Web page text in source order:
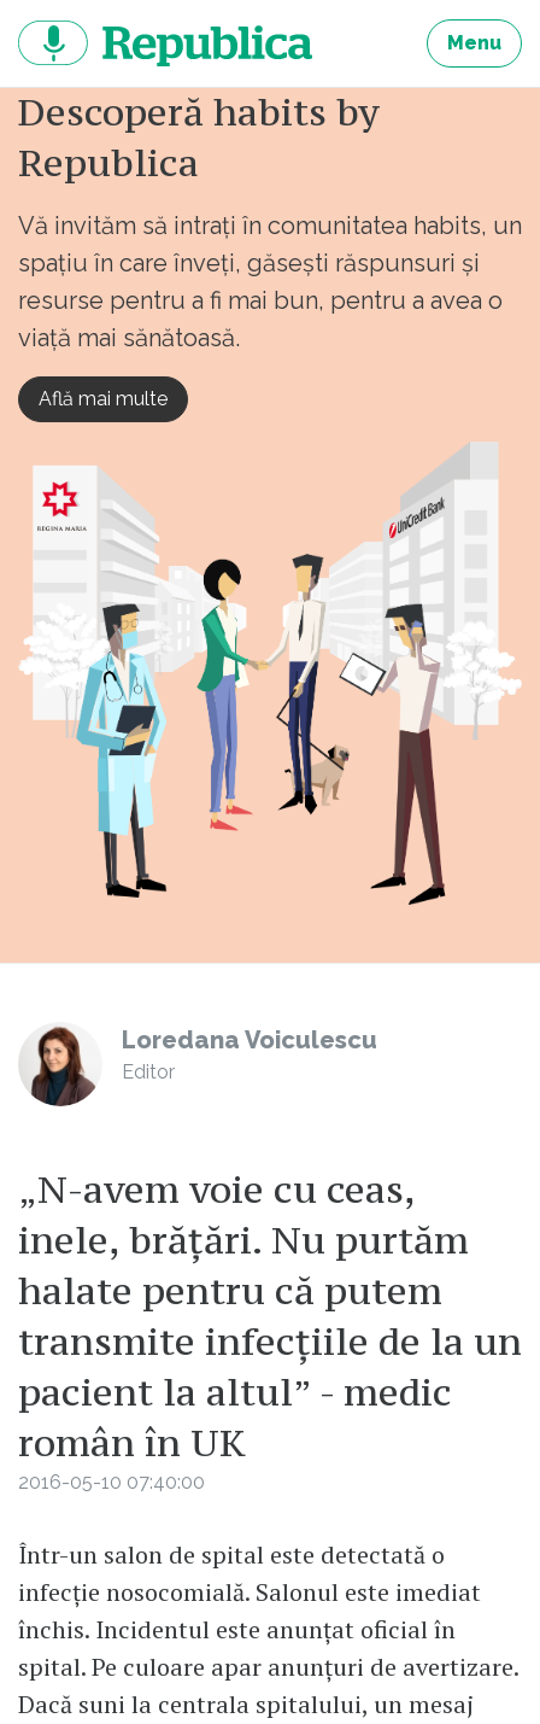
continut
Menu
Descoperă habits by
Republica
Vă invităm să intrați în comunitatea habits, un
spațiu în care înveți, găsești răspunsuri și
resurse pentru a fi mai bun, pentru a avea o
viață mai sănătoasă.
Află mai multe
Loredana Voiculescu
Editor
„N-avem voie cu ceas,
inele, brățări. Nu purtăm
halate pentru că putem
transmite infecțiile de la un
pacient la altul” - medic
român în UK
2016-05-10 07:40:00
Într-un salon de spital este detectată o
infecție nosocomială. Salonul este imediat
închis. Incidentul este anunțat oficial în
spital. Pe culoare apar anunțuri de avertizare.
Dacă suni la centrala spitalului, un mesaj